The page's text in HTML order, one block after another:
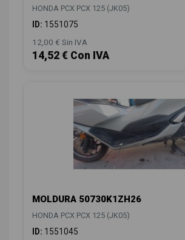
HONDA PCX PCX 125 (JK05)
ID: 1551075
12,00 € Sin IVA
14,52 € Con IVA
MOLDURA 50730K1ZH26
HONDA PCX PCX 125 (JK05)
ID: 1551045